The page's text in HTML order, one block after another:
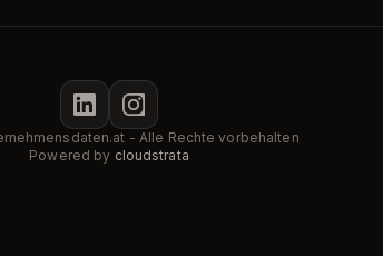
- Alle Rechte vorbehalten
Powered by cloudstrata